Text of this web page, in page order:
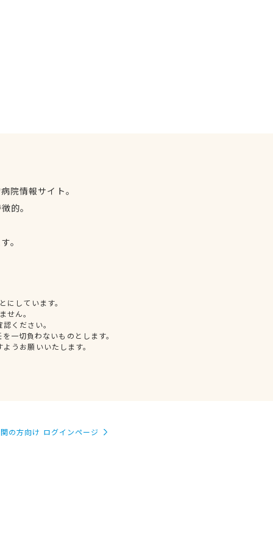
院情報サイト。
的。
。
しています。
せん。
ください。
一切負わないものとします。
うお願いいたします。
の方向け ログインページ